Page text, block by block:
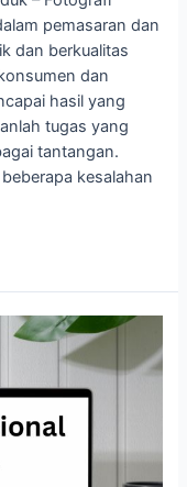
pemasaran dan
dan berkualitas
dan
hasil yang
tugas yang
tantangan.
kesalahan